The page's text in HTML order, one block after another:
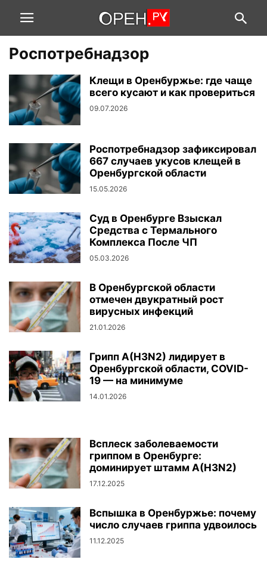
Роспотребнадзор
Клещи в Оренбуржье: где чаще
всего кусают и как провериться
09.07.2026
Роспотребнадзор зафиксировал
667 случаев укусов клещей в
Оренбургской области
15.05.2026
Суд в Оренбурге Взыскал
Средства с Термального
Комплекса После ЧП
05.03.2026
В Оренбургской области
отмечен двукратный рост
вирусных инфекций
21.01.2026
Грипп A(H3N2) лидирует в
Оренбургской области, COVID-
19 — на минимуме
14.01.2026
Всплеск заболеваемости
гриппом в Оренбурге:
доминирует штамм A(H3N2)
17.12.2025
Вспышка в Оренбуржье: почему
число случаев гриппа удвоилось
11.12.2025